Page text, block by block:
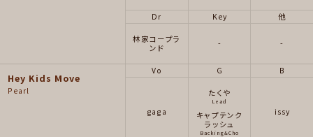
Dr
林家コープラ
ンド
Key
-
他
-
Hey Kids Move
Pearl
Vo
gaga
G
たくや
Lead
キャプテンク
ラッシュ
Backing&Cho
B
issy